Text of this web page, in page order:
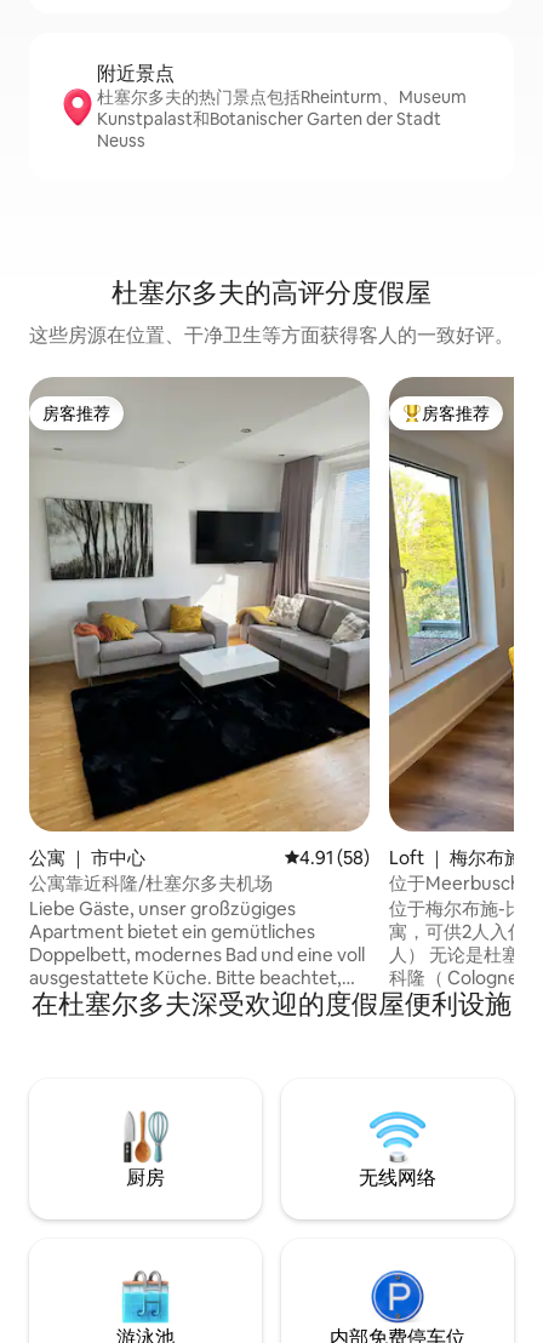
附近景点
杜塞尔多夫的热门景点包括Rheinturm、Museum
Kunstpalast和Botanischer Garten der Stadt
Neuss
杜塞尔多夫的高评分度假屋
这些房源在位置、干净卫生等方面获得客人的一致好评。
房客推荐
房客推荐
公寓 ｜ 市中心 平均评分 4.91 分（满分 5 分）
4.91 (58)
公寓靠近科隆/杜塞尔多夫机场
Liebe Gäste, unser großzügiges
Apartment bietet ein gemütliches
Doppelbett, modernes Bad und eine voll
ausgestattete Küche. Bitte beachtet,
dass wir uns im 4. Stock befinden, mit
Aufzug. Genießt die Zeit auf unserer
Schadowstraße und Königsallee!
热门「房客推荐」
房客推荐
Loft ｜ 梅尔布施
位于Meerbusch
位于梅尔布施-比
寓，可供2人入住
人） 无论是杜塞尔多夫（ Düsseldorf ）、
科隆（ Cologne
雷费尔德（
Neuss ） ，无论
品质和现代化的装
的乡村景观——在
舒适！
在杜塞尔多夫深受欢迎的度假屋便利设施
厨房 无线网络
游泳池 内部免费停车位